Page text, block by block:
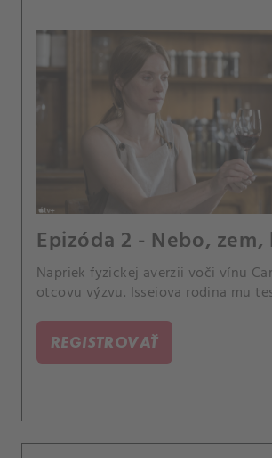
Epizóda 2 - Nebo, zem,
Napriek fyzickej averzii voči vínu
otcovu výzvu. Isseiova rodina mu
REGISTROVAŤ